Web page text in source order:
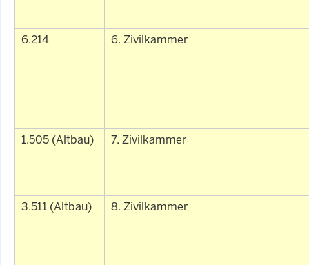
6.214 6. Zivilkammer
1.505 (Altbau) 7. Zivilkammer
3.511 (Altbau) 8. Zivilkammer